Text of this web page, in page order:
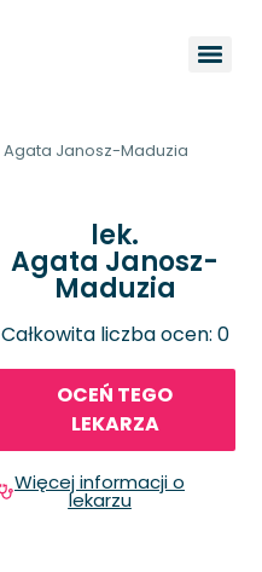
Agata Janosz-Maduzia
lek.
Agata Janosz-
Maduzia
Całkowita liczba ocen: 0
OCEŃ TEGO
LEKARZA
Więcej informacji o
lekarzu